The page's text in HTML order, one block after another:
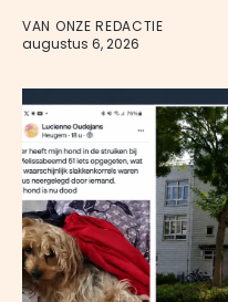
VAN ONZE REDACTIE
augustus 6, 2026